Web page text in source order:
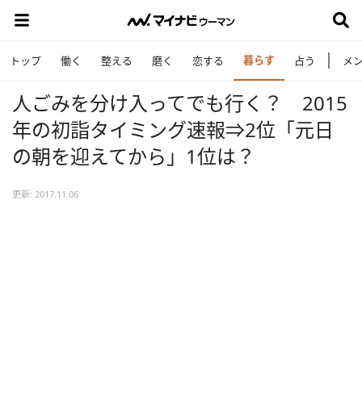
トップ 働く 整える 磨く 恋する 暮らす 占う メ
人ごみを分け入ってでも行く？ 2015
年の初詣タイミング速報⇒2位「元日
の朝を迎えてから」1位は？
更新: 2017.11.06